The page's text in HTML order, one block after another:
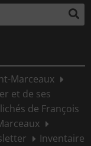
Marceaux
et de ses
de François
Inventaire